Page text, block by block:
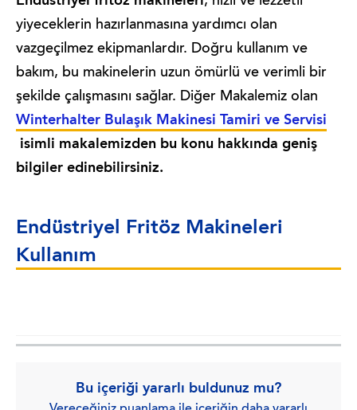
yiyeceklerin hazırlanmasına yardımcı olan
vazgeçilmez ekipmanlardır. Doğru kullanım ve
bakım, bu makinelerin uzun ömürlü ve verimli bir
şekilde çalışmasını sağlar. Diğer Makalemiz olan
Winterhalter Bulaşık Makinesi Tamiri ve Servisi
isimli makalemizden bu konu hakkında geniş
bilgiler edinebilirsiniz.
Endüstriyel Fritöz Makineleri
Kullanım
Bu içeriği yararlı buldunuz mu?